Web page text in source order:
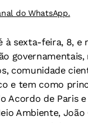
do WhatsApp.
à sexta-feira, 8, e
comunidade
e tem como
Acordo de Paris e
Ambiente, João